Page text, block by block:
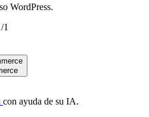
WordPress.
1
con ayuda de su IA.